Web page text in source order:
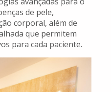
de pele,
corporal, além de
que permitem
para cada paciente.